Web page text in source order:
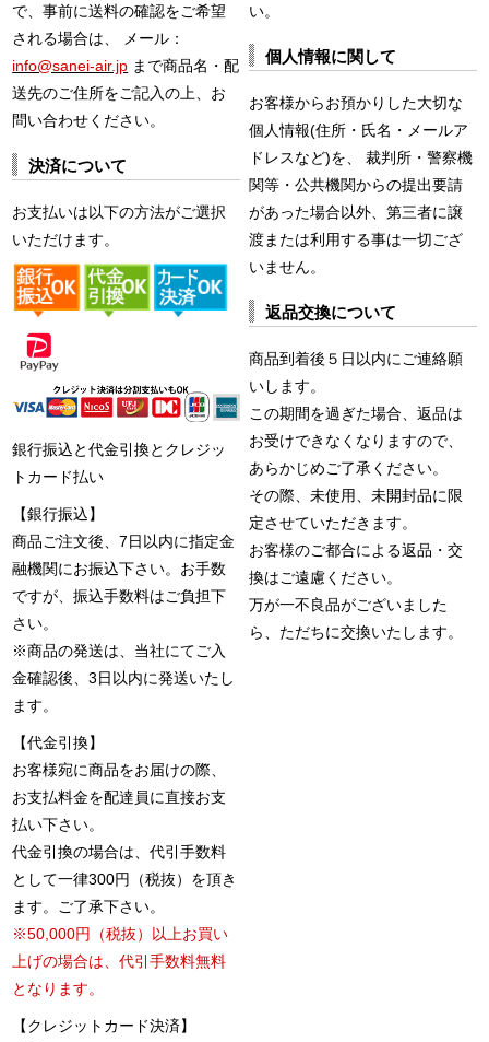
で、事前に送料の確認をご希望
される場合は、 メール：
info@sanei-air.jp まで商品名・配
送先のご住所をご記入の上、お
問い合わせください。
決済について
お支払いは以下の方法がご選択
いただけます。
銀行振込と代金引換とクレジッ
トカード払い
【銀行振込】
商品ご注文後、7日以内に指定金
融機関にお振込下さい。お手数
ですが、振込手数料はご負担下
さい。
※商品の発送は、当社にてご入
金確認後、3日以内に発送いたし
ます。
【代金引換】
お客様宛に商品をお届けの際、
お支払料金を配達員に直接お支
払い下さい。
代金引換の場合は、代引手数料
として一律300円（税抜）を頂き
ます。ご了承下さい。
※50,000円（税抜）以上お買い
上げの場合は、代引手数料無料
となります。
【クレジットカード決済】
い。
個人情報に関して
お客様からお預かりした大切な
個人情報(住所・氏名・メールア
ドレスなど)を、 裁判所・警察機
関等・公共機関からの提出要請
があった場合以外、第三者に譲
渡または利用する事は一切ござ
いません。
返品交換について
商品到着後５日以内にご連絡願
いします。
この期間を過ぎた場合、返品は
お受けできなくなりますので、
あらかじめご了承ください。
その際、未使用、未開封品に限
定させていただきます。
お客様のご都合による返品・交
換はご遠慮ください。
万が一不良品がございました
ら、ただちに交換いたします。